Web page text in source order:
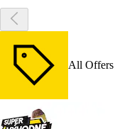
All Offers